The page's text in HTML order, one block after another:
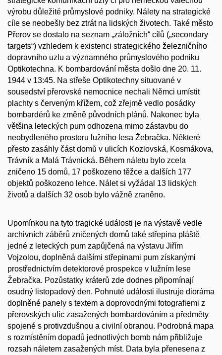
výrobu důležité průmyslové podniky. Nálety na strategické
cíle se neobešly bez ztrát na lidských životech. Také město
Přerov se dostalo na seznam „záložních“ cílů („secondary
targets“) vzhledem k existenci strategického železničního
dopravního uzlu a významného průmyslového podniku
Optikotechna. K bombardování města došlo dne 20. 11.
1944 v 13:45. Na střeše Optikotechny situované v
sousedství přerovské nemocnice nechali Němci umístit
plachty s červeným křížem, což zřejmě vedlo posádky
bombardérů ke změně původních plánů. Nakonec byla
většina leteckých pum odhozena mimo zástavbu do
neobydleného prostoru lužního lesa Žebračka. Některé
přesto zasáhly část domů v ulicích Kozlovská, Kosmákova,
Trávník a Malá Trávnická. Během náletu bylo zcela
zničeno 15 domů, 17 poškozeno těžce a dalších 177
objektů poškozeno lehce. Nálet si vyžádal 13 lidských
životů a dalších 32 osob bylo vážně zraněno.
Upomínkou na tyto tragické události je na výstavě vedle
archivních záběrů zničených domů také střepina pláště
jedné z leteckých pum zapůjčená na výstavu Jiřím
Vojzolou, doplněná dalšími střepinami pum získanými
prostřednictvím detektorové prospekce v lužním lese
Žebračka. Pozůstatky kráterů zde dodnes připomínají
osudný listopadový den. Pohnuté události ilustruje dioráma
doplněné panely s textem a doprovodnými fotografiemi z
přerovských ulic zasažených bombardováním a předměty
spojené s protivzdušnou a civilní obranou. Podrobná mapa
s rozmístěním dopadů jednotlivých bomb nám přibližuje
rozsah náletem zasažených míst. Data byla přenesena z